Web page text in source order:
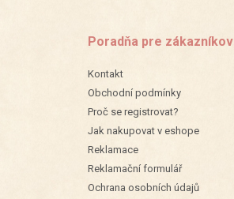
Poradňa pre zákazníkov
Kontakt
Obchodní podmínky
Proč se registrovat?
Jak nakupovat v eshope
Reklamace
Reklamační formulář
Ochrana osobních údajů